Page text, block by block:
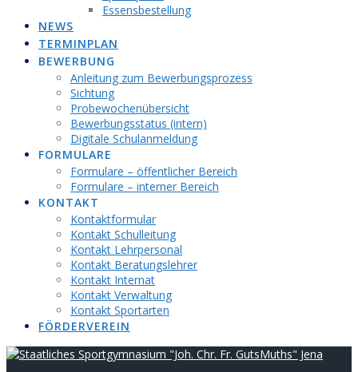
Essensbestellung
NEWS
TERMINPLAN
BEWERBUNG
Anleitung zum Bewerbungsprozess
Sichtung
Probewochenübersicht
Bewerbungsstatus (intern)
Digitale Schulanmeldung
FORMULARE
Formulare – öffentlicher Bereich
Formulare – interner Bereich
KONTAKT
Kontaktformular
Kontakt Schulleitung
Kontakt Lehrpersonal
Kontakt Beratungslehrer
Kontakt Internat
Kontakt Verwaltung
Kontakt Sportarten
FÖRDERVEREIN